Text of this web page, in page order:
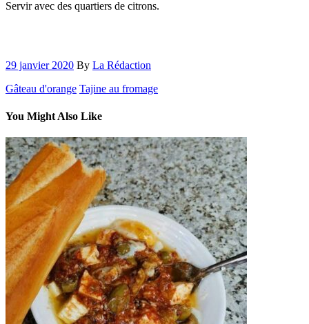
Servir avec des quartiers de citrons.
29 janvier 2020 By La Rédaction
Gâteau d'orange Tajine au fromage
You Might Also Like